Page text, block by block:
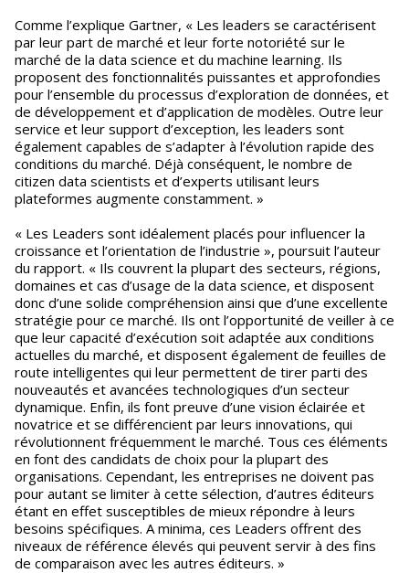
Comme l’explique Gartner, « Les leaders se caractérisent
par leur part de marché et leur forte notoriété sur le
marché de la data science et du machine learning. Ils
proposent des fonctionnalités puissantes et approfondies
pour l’ensemble du processus d’exploration de données, et
de développement et d’application de modèles. Outre leur
service et leur support d’exception, les leaders sont
également capables de s’adapter à l’évolution rapide des
conditions du marché. Déjà conséquent, le nombre de
citizen data scientists et d’experts utilisant leurs
plateformes augmente constamment. »
« Les Leaders sont idéalement placés pour influencer la
croissance et l’orientation de l’industrie », poursuit l’auteur
du rapport. « Ils couvrent la plupart des secteurs, régions,
domaines et cas d’usage de la data science, et disposent
donc d’une solide compréhension ainsi que d’une excellente
stratégie pour ce marché. Ils ont l’opportunité de veiller à ce
que leur capacité d’exécution soit adaptée aux conditions
actuelles du marché, et disposent également de feuilles de
route intelligentes qui leur permettent de tirer parti des
nouveautés et avancées technologiques d’un secteur
dynamique. Enfin, ils font preuve d’une vision éclairée et
novatrice et se différencient par leurs innovations, qui
révolutionnent fréquemment le marché. Tous ces éléments
en font des candidats de choix pour la plupart des
organisations. Cependant, les entreprises ne doivent pas
pour autant se limiter à cette sélection, d’autres éditeurs
étant en effet susceptibles de mieux répondre à leurs
besoins spécifiques. A minima, ces Leaders offrent des
niveaux de référence élevés qui peuvent servir à des fins
de comparaison avec les autres éditeurs. »